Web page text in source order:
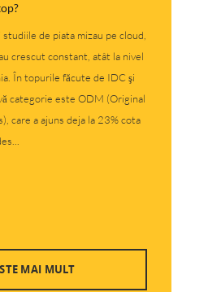
de piata mizau pe cloud,
crescut constant, atât la nivel
În topurile făcute de IDC şi
categorie este ODM (Original
care a ajuns deja la 23% cota
MAI MULT